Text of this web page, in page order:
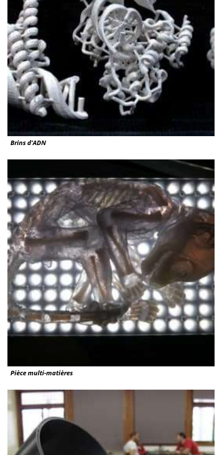
Brins d’ADN
Pièce multi-matières